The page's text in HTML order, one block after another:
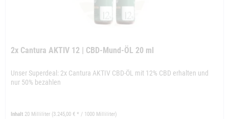
2x Cantura AKTIV 12 | CBD-Mund-ÖL 20 ml
Unser Superdeal: 2x Cantura AKTIV CBD-ÖL mit 12% CBD erhalten und
nur 50% bezahlen
Inhalt 20 Milliliter (3.245,00 € * / 1000 Milliliter)